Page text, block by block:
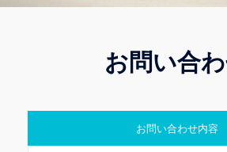
お問い合
お問い合わせ内容